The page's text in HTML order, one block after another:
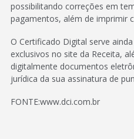
possibilitando correções em
pagamentos, além de imprimir
O Certificado Digital serve
exclusivos no site da Receita,
digitalmente documentos
jurídica da sua assinatura de
FONTE:www.dci.com.br